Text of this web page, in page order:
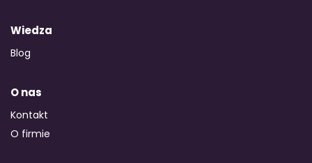
Wiedza
Blog
O nas
Kontakt
O firmie